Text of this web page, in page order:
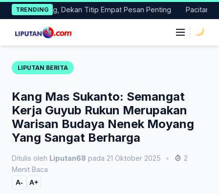
Skip
to
content
TRENDING
Magang, Dekan Titip Empat Pesan Penting Pacitan
LIPUTAN BERITA
Kang Mas Sukanto: Semangat
Kerja Guyub Rukun Merupakan
Warisan Budaya Nenek Moyang
Yang Sangat Berharga
Ditulis oleh Liputan68 pada 21 Oktober 2025 •
2
Menit Baca
A- A+